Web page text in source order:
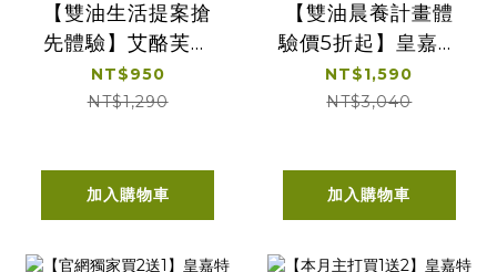
【雙油生活提案搶
先體驗】艾酪芙特
級初榨酪梨油
250ml +皇嘉橄欖
NT$950
NT$1,290
加入購物車
【雙油晨養計畫體
驗價5折起】皇嘉特
級冷壓初榨橄欖
500ml加特級初榨
NT$1,590
NT$3,040
加入購物車